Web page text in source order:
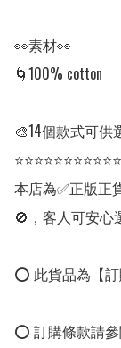
👀素材👀
🌀100% cotton
🎨14個款式可供
本店為✅正版正
🚫，客人可安心
⭕ 此貨品為【訂
⭕ 訂購條款請